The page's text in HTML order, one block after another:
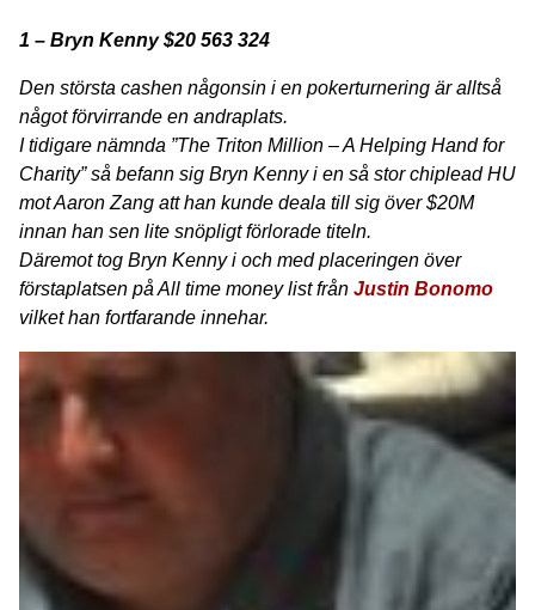
1 – Bryn Kenny $20 563 324
Den största cashen någonsin i en pokerturnering är alltså
något förvirrande en andraplats.
I tidigare nämnda ”The Triton Million – A Helping Hand for
Charity” så befann sig Bryn Kenny i en så stor chiplead HU
mot Aaron Zang att han kunde deala till sig över $20M
innan han sen lite snöpligt förlorade titeln.
Däremot tog Bryn Kenny i och med placeringen över
förstaplatsen på All time money list från Justin Bonomo
vilket han fortfarande innehar.